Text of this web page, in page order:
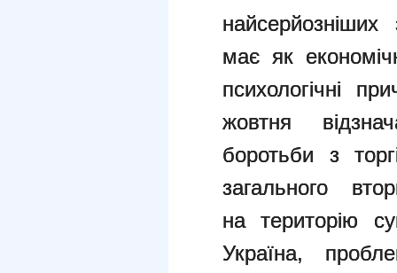
має як
психологічні
жовтня
боротьби з
загального
натериторію
Україна,